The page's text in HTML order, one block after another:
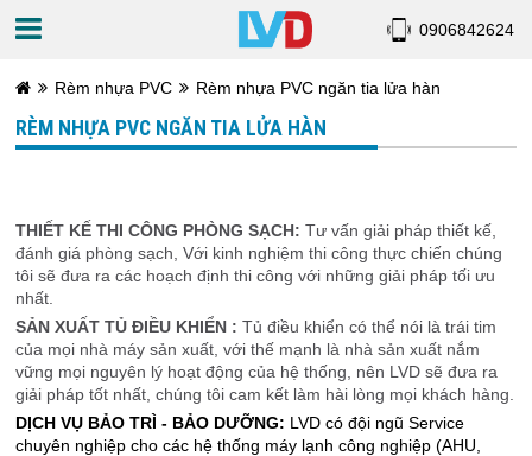
0906842624
Rèm nhựa PVC Rèm nhựa PVC ngăn tia lửa hàn
RÈM NHỰA PVC NGĂN TIA LỬA HÀN
THIẾT KẾ THI CÔNG PHÒNG SẠCH:Tư vấn giải pháp thiết kế,
đánh giá phòng sạch, Với kinh nghiệm thi công thực chiến chúng
tôi sẽ đưa ra các hoạch định thi công với những giải pháp tối ưu
nhất.
SẢN XUẤT TỦ ĐIỀU KHIỂN :Tủ điều khiển có thể nói là trái tim
của mọi nhà máy sản xuất, với thế mạnh là nhà sản xuất nắm
vững mọi nguyên lý hoạt động của hệ thống, nên LVD sẽ đưa ra
giải pháp tốt nhất, chúng tôi cam kết làm hài lòng mọi khách hàng.
DỊCH VỤ BẢO TRÌ - BẢO DƯỠNG: LVD có đội ngũ Service
chuyên nghiệp cho các hệ thống máy lạnh công nghiệp (AHU,